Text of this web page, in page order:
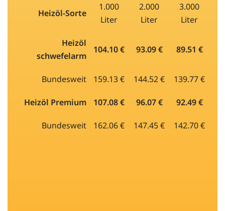
Heizöl-Sorte
1.000
Liter
2.000
Liter
3.000
Liter
Heizöl
schwefelarm
104.10 € 93.09 € 89.51 €
Bundesweit 159.13 € 144.52 € 139.77 €
Heizöl Premium 107.08 € 96.07 € 92.49 €
Bundesweit 162.06 € 147.45 € 142.70 €